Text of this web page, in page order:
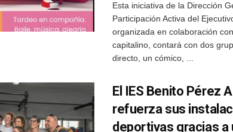
Esta iniciativa de la Dirección
Participación Activa del
organizada en colaboración
capitalino, contará con dos
directo, un cómico, ...
El IES Benito Pérez
refuerza sus
deportivas gracias a